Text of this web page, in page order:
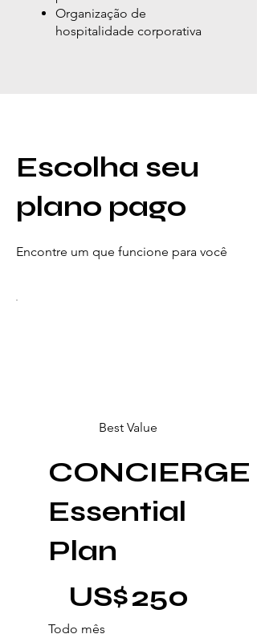
Organização de
hospitalidade corporativa
Best Value
CONCIERGE
Essential
Plan
US$250
Todo mês
Escolha seu
plano pago
Encontre um que funcione para você